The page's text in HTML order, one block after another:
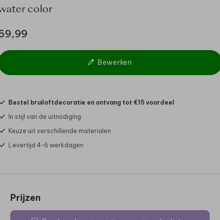
color
Bewerken
Bestel bruiloftdecoratie en ontvang tot €15 voordeel
In stijl van de uitnodiging
Keuze uit verschillende materialen
Levertijd 4-6 werkdagen
Prijzen